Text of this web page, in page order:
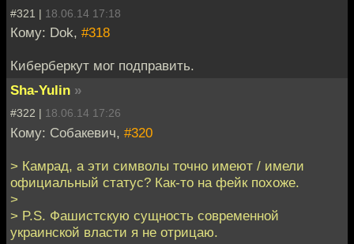
#321 | 18.06.14 17:18
Кому: Dok, #318
Киберберкут мог подправить.
Sha-Yulin »
#322 | 18.06.14 17:26
Кому: Собакевич, #320
> Камрад, а эти символы точно имеют / имели
официальный статус? Как-то на фейк похоже.
>
> P.S. Фашистскую сущность современной
украинской власти я не отрицаю.